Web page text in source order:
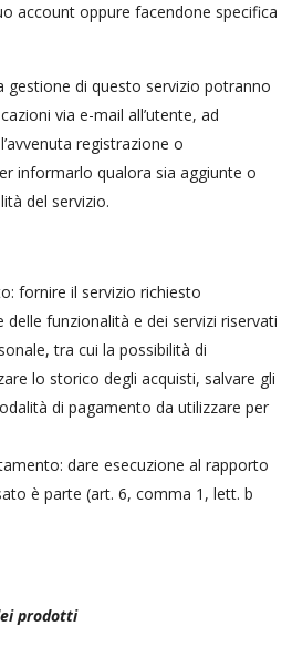
account oppure facendone specifica
gestione di questo servizio potranno
via e-mail all’utente, ad
registrazione o
informarlo qualora sia aggiunte o
del servizio.
fornire il servizio richiesto
delle funzionalità e dei servizi riservati
tra cui la possibilità di
lo storico degli acquisti, salvare gli
di pagamento da utilizzare per
dare esecuzione al rapporto
è parte (art. 6, comma 1, lett. b
prodotti